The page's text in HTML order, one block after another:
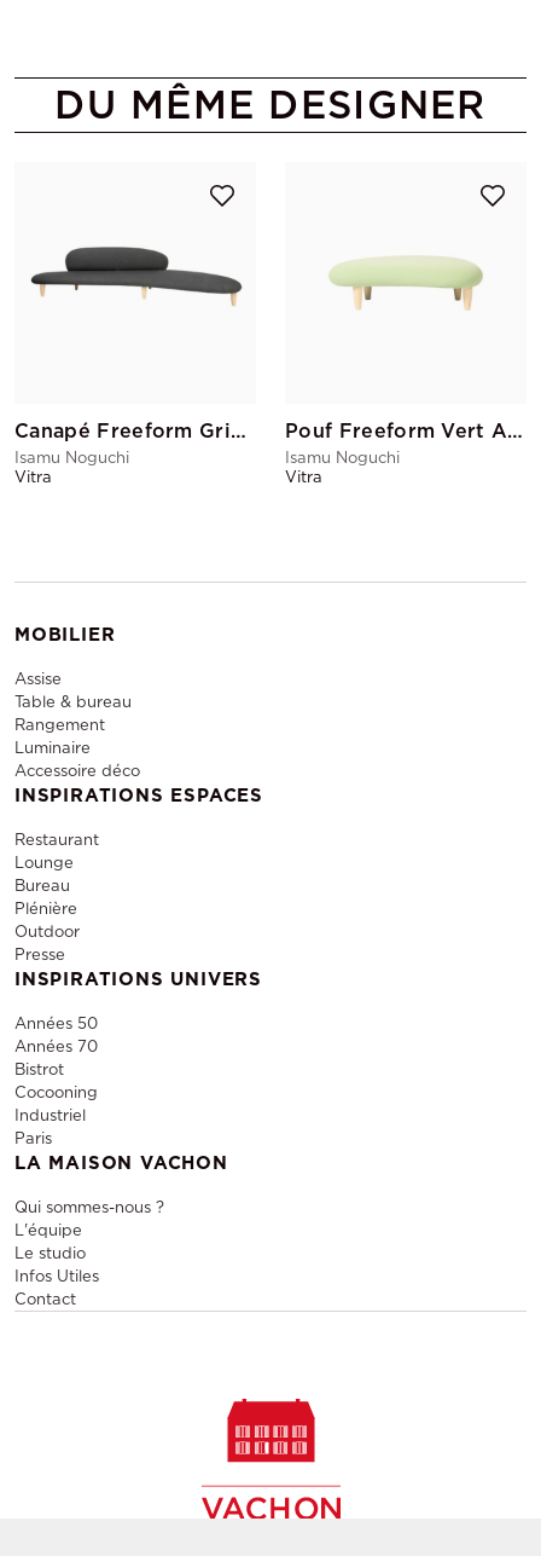
DU MÊME DESIGNER
Canapé Freeform Gris anthracite
Isamu Noguchi
Vitra
Pouf Freeform Vert Amande
Isamu Noguchi
Vitra
MOBILIER
Assise
Table & bureau
Rangement
Luminaire
Accessoire déco
INSPIRATIONS ESPACES
Restaurant
Lounge
Bureau
Plénière
Outdoor
Presse
INSPIRATIONS UNIVERS
Années 50
Années 70
Bistrot
Cocooning
Industriel
Paris
LA MAISON VACHON
Qui sommes-nous ?
L'équipe
Le studio
Infos Utiles
Contact